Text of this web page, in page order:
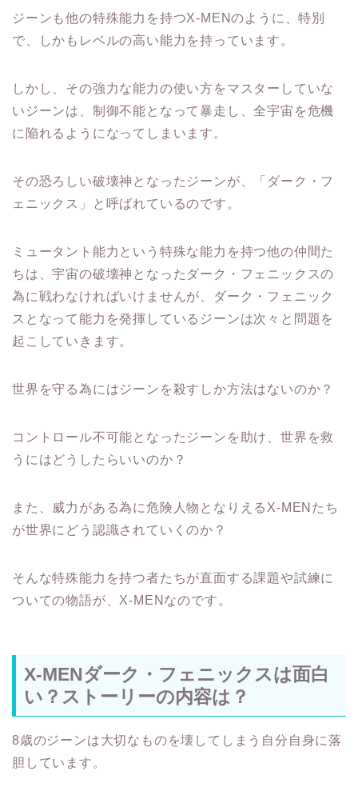
ジーンも他の特殊能力を持つX-MENのように、特別
で、しかもレベルの高い能力を持っています。
しかし、その強力な能力の使い方をマスターしていな
いジーンは、制御不能となって暴走し、全宇宙を危機
に陥れるようになってしまいます。
その恐ろしい破壊神となったジーンが、「ダーク・フ
ェニックス」と呼ばれているのです。
ミュータント能力という特殊な能力を持つ他の仲間た
ちは、宇宙の破壊神となったダーク・フェニックスの
為に戦わなければいけませんが、ダーク・フェニック
スとなって能力を発揮しているジーンは次々と問題を
起こしていきます。
世界を守る為にはジーンを殺すしか方法はないのか？
コントロール不可能となったジーンを助け、世界を救
うにはどうしたらいいのか？
また、威力がある為に危険人物となりえるX-MENたち
が世界にどう認識されていくのか？
そんな特殊能力を持つ者たちが直面する課題や試練に
ついての物語が、X-MENなのです。
X-MENダーク・フェニックスは面白
い？ストーリーの内容は？
8歳のジーンは大切なものを壊してしまう自分自身に落
胆しています。